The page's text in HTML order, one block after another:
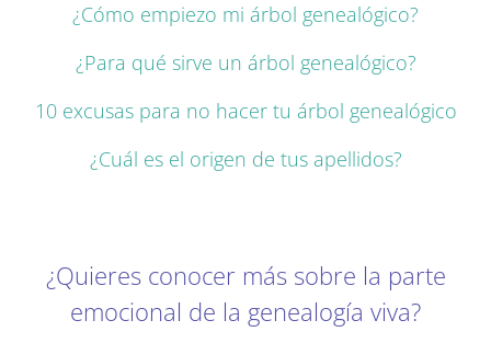
¿Cómo empiezo mi árbol genealógico?
¿Para qué sirve un árbol genealógico?
10 excusas para no hacer tu árbol genealógico
¿Cuál es el origen de tus apellidos?
¿Quieres conocer más sobre la parte
emocional de la genealogía viva?